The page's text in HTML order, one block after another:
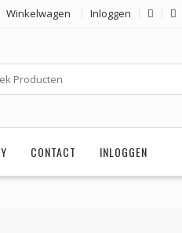
Winkelwagen Inloggen
CONTACT INLOGGEN